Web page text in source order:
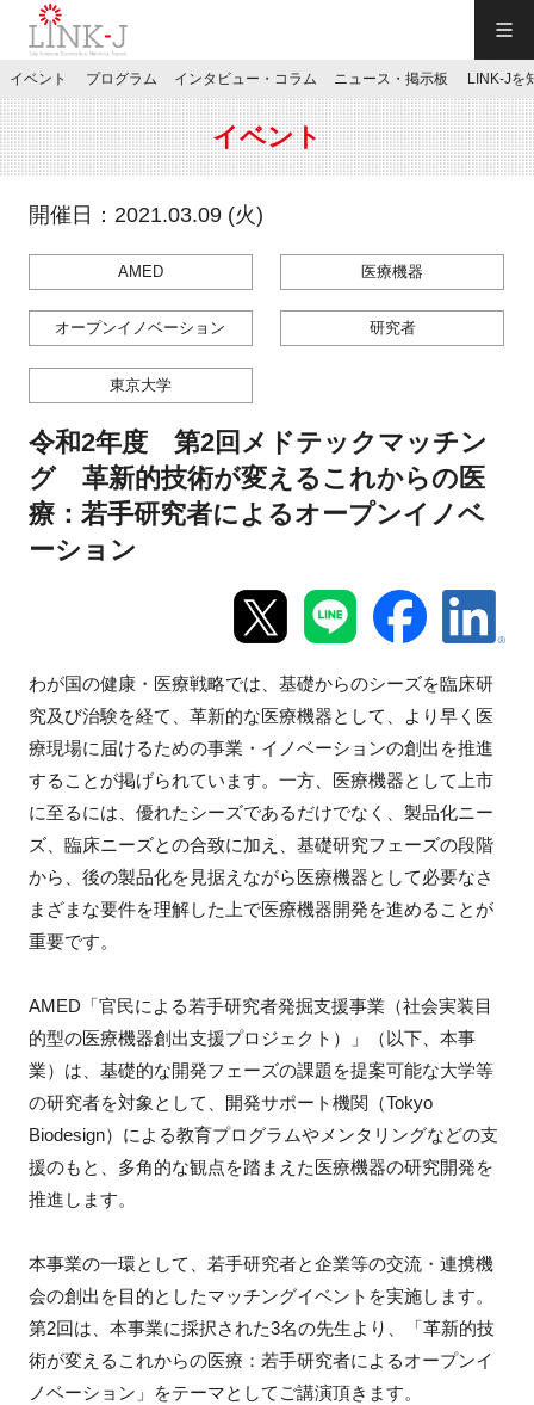
JP／EN
特別会員専用メニュー
お問い合わせ
マイページ
プログラム
インタビュー・コラム
ニュース・掲示板
特別会員
施設・アクセス
イベントお知らせメール登録
イベント プログラム インタビュー・コラム ニュース・掲示板 LINK-Jを
イベント
開催日：2021.03.09 (火)
AMED 医療機器
オープンイノベーション 研究者
東京大学
令和2年度 第2回メドテックマッチン
グ 革新的技術が変えるこれからの医
療：若手研究者によるオープンイノベ
ーション
わが国の健康・医療戦略では、基礎からのシーズを臨床研
究及び治験を経て、革新的な医療機器として、より早く医
療現場に届けるための事業・イノベーションの創出を推進
することが掲げられています。一方、医療機器として上市
に至るには、優れたシーズであるだけでなく、製品化ニー
ズ、臨床ニーズとの合致に加え、基礎研究フェーズの段階
から、後の製品化を見据えながら医療機器として必要なさ
まざまな要件を理解した上で医療機器開発を進めることが
重要です。
AMED「官民による若手研究者発掘支援事業（社会実装目
的型の医療機器創出支援プロジェクト）」（以下、本事
業）は、基礎的な開発フェーズの課題を提案可能な大学等
の研究者を対象として、開発サポート機関（Tokyo
Biodesign）による教育プログラムやメンタリングなどの支
援のもと、多角的な観点を踏まえた医療機器の研究開発を
推進します。
本事業の一環として、若手研究者と企業等の交流・連携機
会の創出を目的としたマッチングイベントを実施します。
第2回は、本事業に採択された3名の先生より、「革新的技
術が変えるこれからの医療：若手研究者によるオープンイ
ノベーション」をテーマとしてご講演頂きます。